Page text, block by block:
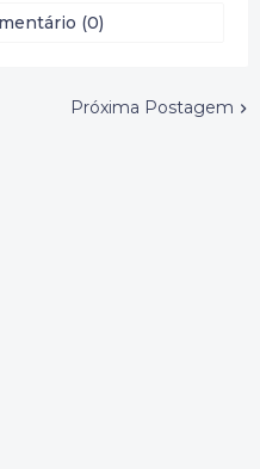
(0)
Próxima Postagem